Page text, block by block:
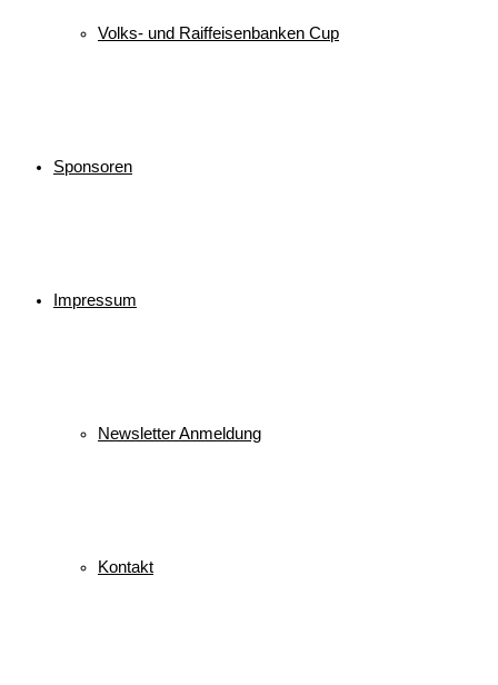
Volks- und Raiffeisenbanken Cup
Sponsoren
Impressum
Newsletter Anmeldung
Kontakt